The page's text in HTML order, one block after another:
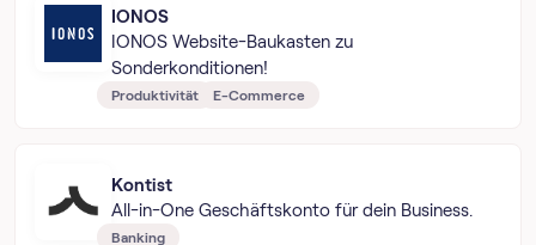
IONOS
IONOS Website-Baukasten zu
Sonderkonditionen!
Produktivität E-Commerce
Kontist
All-in-One Geschäftskonto für dein Business.
Banking